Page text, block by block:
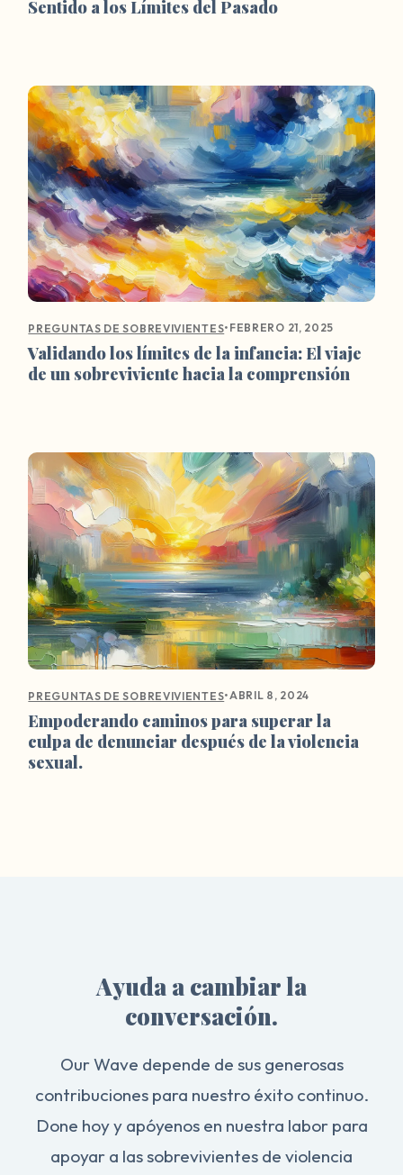
Sentido a los Límites del Pasado
PREGUNTAS DE SOBREVIVIENTES• FEBRERO 21, 2025
Validando los límites de la infancia: El viaje
de un sobreviviente hacia la comprensión
PREGUNTAS DE SOBREVIVIENTES•ABRIL 8, 2024
Empoderando caminos para superar la
culpa de denunciar después de la violencia
sexual.
Ayuda a cambiar la
conversación.
Our Wave depende de sus generosas
contribuciones para nuestro éxito continuo.
Done hoy y apóyenos en nuestra labor para
apoyar a las sobrevivientes de violencia